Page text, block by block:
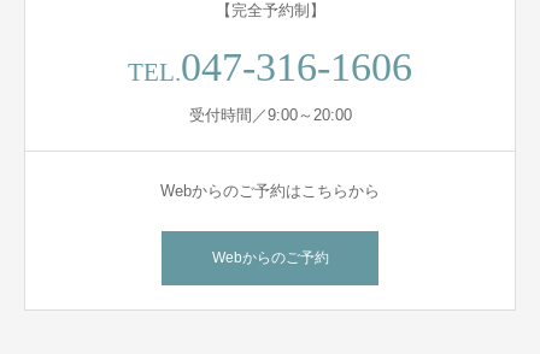
【完全予約制】
TEL.047-316-1606
受付時間／9:00～20:00
Webからのご予約はこちらから
Webからのご予約